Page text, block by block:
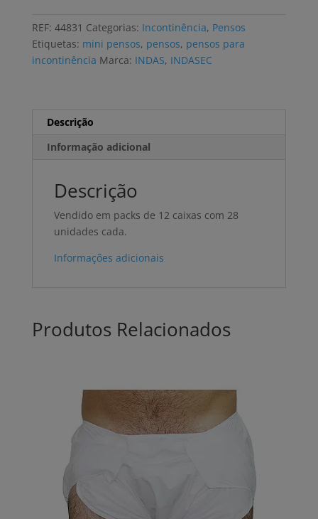
(12x28
REF: 44831 Categorias: Incontinência, Pensos
Etiquetas: mini pensos, pensos, pensos para
incontinência Marca: INDAS, INDASEC
Descrição
Informação adicional
Descrição
Vendido em packs de 12 caixas com 28
unidades cada.
Informações adicionais
Produtos Relacionados